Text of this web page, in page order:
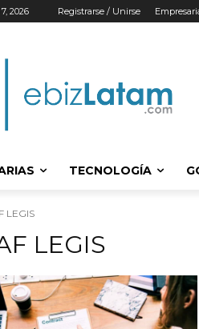
2026 Registrarse / Unirse
TECNOLOGÍA
LEGIS
LEGIS